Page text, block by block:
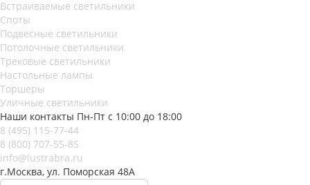
Встраиваемые светильники
Споты
Подвесные светильники
Потолочные светильники
Трековые светильники
Настольные лампы
Торшеры
Уличные светильники
Наши контакты Пн-Пт с 10:00 до 18:00
8 (495) 115-77-44
8 (800) 707-55-85
info@lustrabra.ru
г.Москва, ул. Поморская 48А